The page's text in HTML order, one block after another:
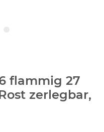
flammig 27
zerlegbar,